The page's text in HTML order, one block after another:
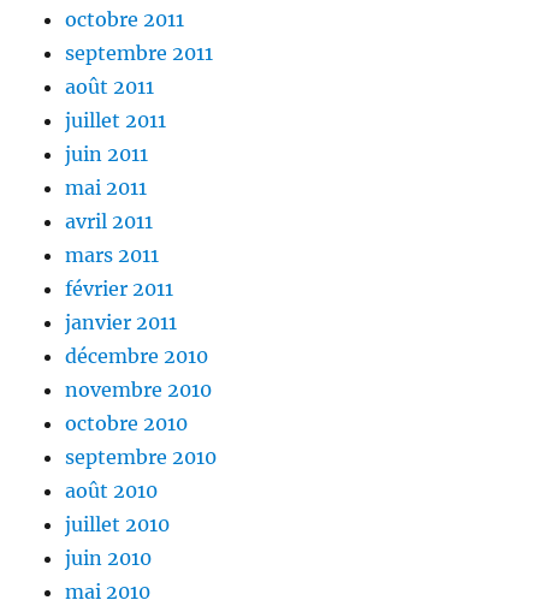
octobre 2011
septembre 2011
août 2011
juillet 2011
juin 2011
mai 2011
avril 2011
mars 2011
février 2011
janvier 2011
décembre 2010
novembre 2010
octobre 2010
septembre 2010
août 2010
juillet 2010
juin 2010
mai 2010